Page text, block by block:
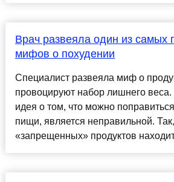
Врач развеяла один из самых
мифов о похудении
Специалист развеяла миф о
провоцируют набор лишнего
идея о том, что можно
пищи, является неправильной.
«запрещенных» продуктов